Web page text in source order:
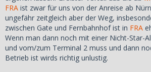
FRA ist zwar für uns von der Anreise ab
ungefähr zeitgleich aber der Weg,
zwischen Gate und Fernbahnhof ist in FRA
Wenn man dann noch mit einer Nicht-Star-
und vom/zum Terminal 2 muss und dann
Betrieb ist wirds richtig unlustig.